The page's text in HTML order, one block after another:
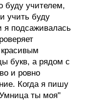
буду учителем,
учить буду
я подсаживалась
букв, а рядом с
и ровно
Когда я пишу
ты моя"